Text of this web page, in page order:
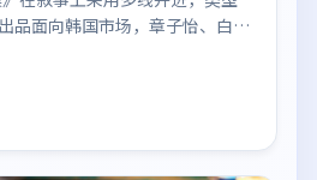
品面向韩国市场，章子怡、白
、胡歌所饰角色推动关键反转，